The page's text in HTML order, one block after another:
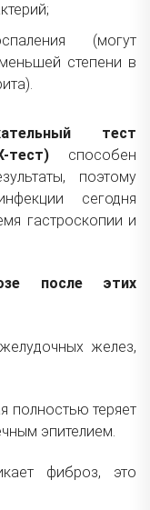
(могут
степени в
тест
способен
поэтому
сегодня
гастроскопии и
после этих
желез,
полностью теряет
эпителием.
фиброз, это